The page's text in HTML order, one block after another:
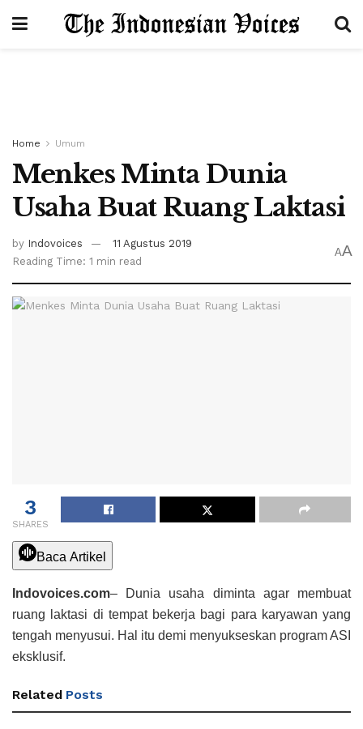
Home Umum
Menkes Minta Dunia
Usaha Buat Ruang Laktasi
by Indovoices
11 Agustus 2019
Reading Time: 1 min read
AA
3
SHARES
Baca Artikel
Indovoices.com– Dunia usaha diminta agar membuat
ruang laktasi di tempat bekerja bagi para karyawan yang
tengah menyusui. Hal itu demi menyukseskan program ASI
eksklusif.
Related Posts